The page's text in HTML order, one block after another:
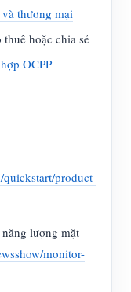
thương mại
hoặc chia sẻ
OCPP
quickstart/product-
lượng mặt
monitor-